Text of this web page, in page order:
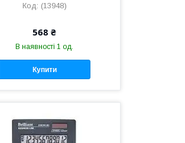
(13948)
568 ₴
В наявності 1 од.
Купити